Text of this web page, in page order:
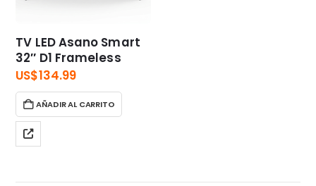
TV LED Asano Smart
32″ D1 Frameless
US$134.99
AÑADIR AL CARRITO